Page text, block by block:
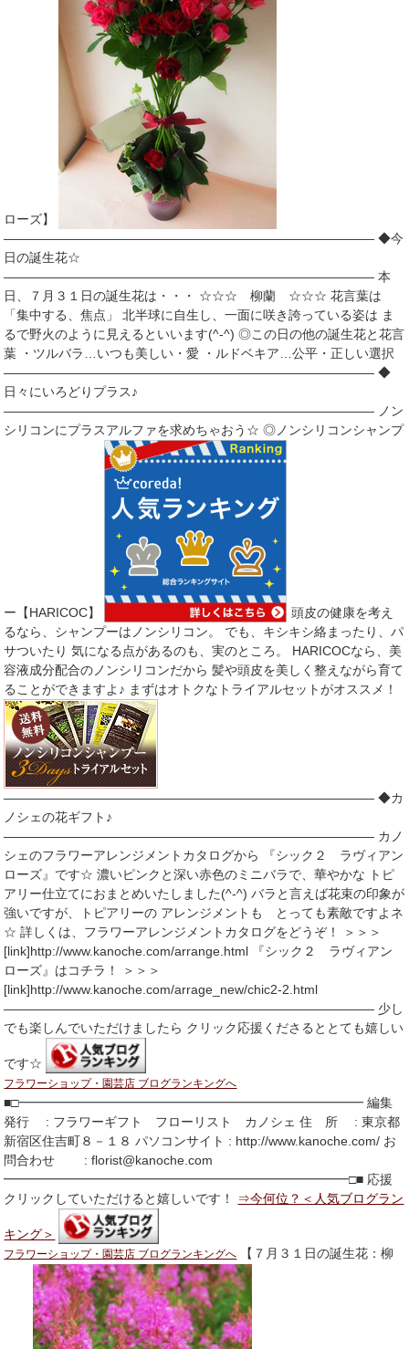
ローズ】
――――――――――――――――――――――――――――― ◆今
日の誕生花☆
――――――――――――――――――――――――――――― 本
日、７月３１日の誕生花は・・・ ☆☆☆ 柳蘭 ☆☆☆ 花言葉は
「集中する、焦点」 北半球に自生し、一面に咲き誇っている姿は ま
るで野火のように見えるといいます(^-^) ◎この日の他の誕生花と花言
葉 ・ツルバラ…いつも美しい・愛 ・ルドベキア…公平・正しい選択
――――――――――――――――――――――――――――― ◆
日々にいろどりプラス♪
――――――――――――――――――――――――――――― ノン
シリコンにプラスアルファを求めちゃおう☆ ◎ノンシリコンシャンプ
ー【HARICOC】
頭皮の健康を考え
るなら、シャンプーはノンシリコン。 でも、キシキシ絡まったり、パ
サついたり 気になる点があるのも、実のところ。 HARICOCなら、美
容液成分配合のノンシリコンだから 髪や頭皮を美しく整えながら育て
ることができますよ♪ まずはオトクなトライアルセットがオススメ！
――――――――――――――――――――――――――――― ◆カ
ノシェの花ギフト♪
――――――――――――――――――――――――――――― カノ
シェのフラワーアレンジメントカタログから 『シック２ ラヴィアン
ローズ』です☆ 濃いピンクと深い赤色のミニバラで、華やかな トピ
アリー仕立てにおまとめいたしました(^-^) バラと言えば花束の印象が
強いですが、トピアリーの アレンジメントも とっても素敵ですよネ
☆ 詳しくは、フラワーアレンジメントカタログをどうぞ！ ＞＞＞
[link]http://www.kanoche.com/arrange.html 『シック２ ラヴィアン
ローズ』はコチラ！ ＞＞＞
[link]http://www.kanoche.com/arrage_new/chic2-2.html
――――――――――――――――――――――――――――― 少し
でも楽しんでいただけましたら クリック応援くださるととても嬉しい
です☆
フラワーショップ・園芸店 ブログランキングへ
■□━━━━━━━━━━━━━━━━━━━━━━━━━━━ 編集
発行 : フラワーギフト フローリスト カノシェ 住 所 : 東京都
新宿区住吉町８－１８ パソコンサイト : http://www.kanoche.com/ お
問合わせ : florist@kanoche.com
━━━━━━━━━━━━━━━━━━━━━━━━━━━□■ 応援
クリックしていただけると嬉しいです！ ⇒今何位？＜人気ブログラン
キング＞
フラワーショップ・園芸店 ブログランキングへ 【７月３１日の誕生花：柳